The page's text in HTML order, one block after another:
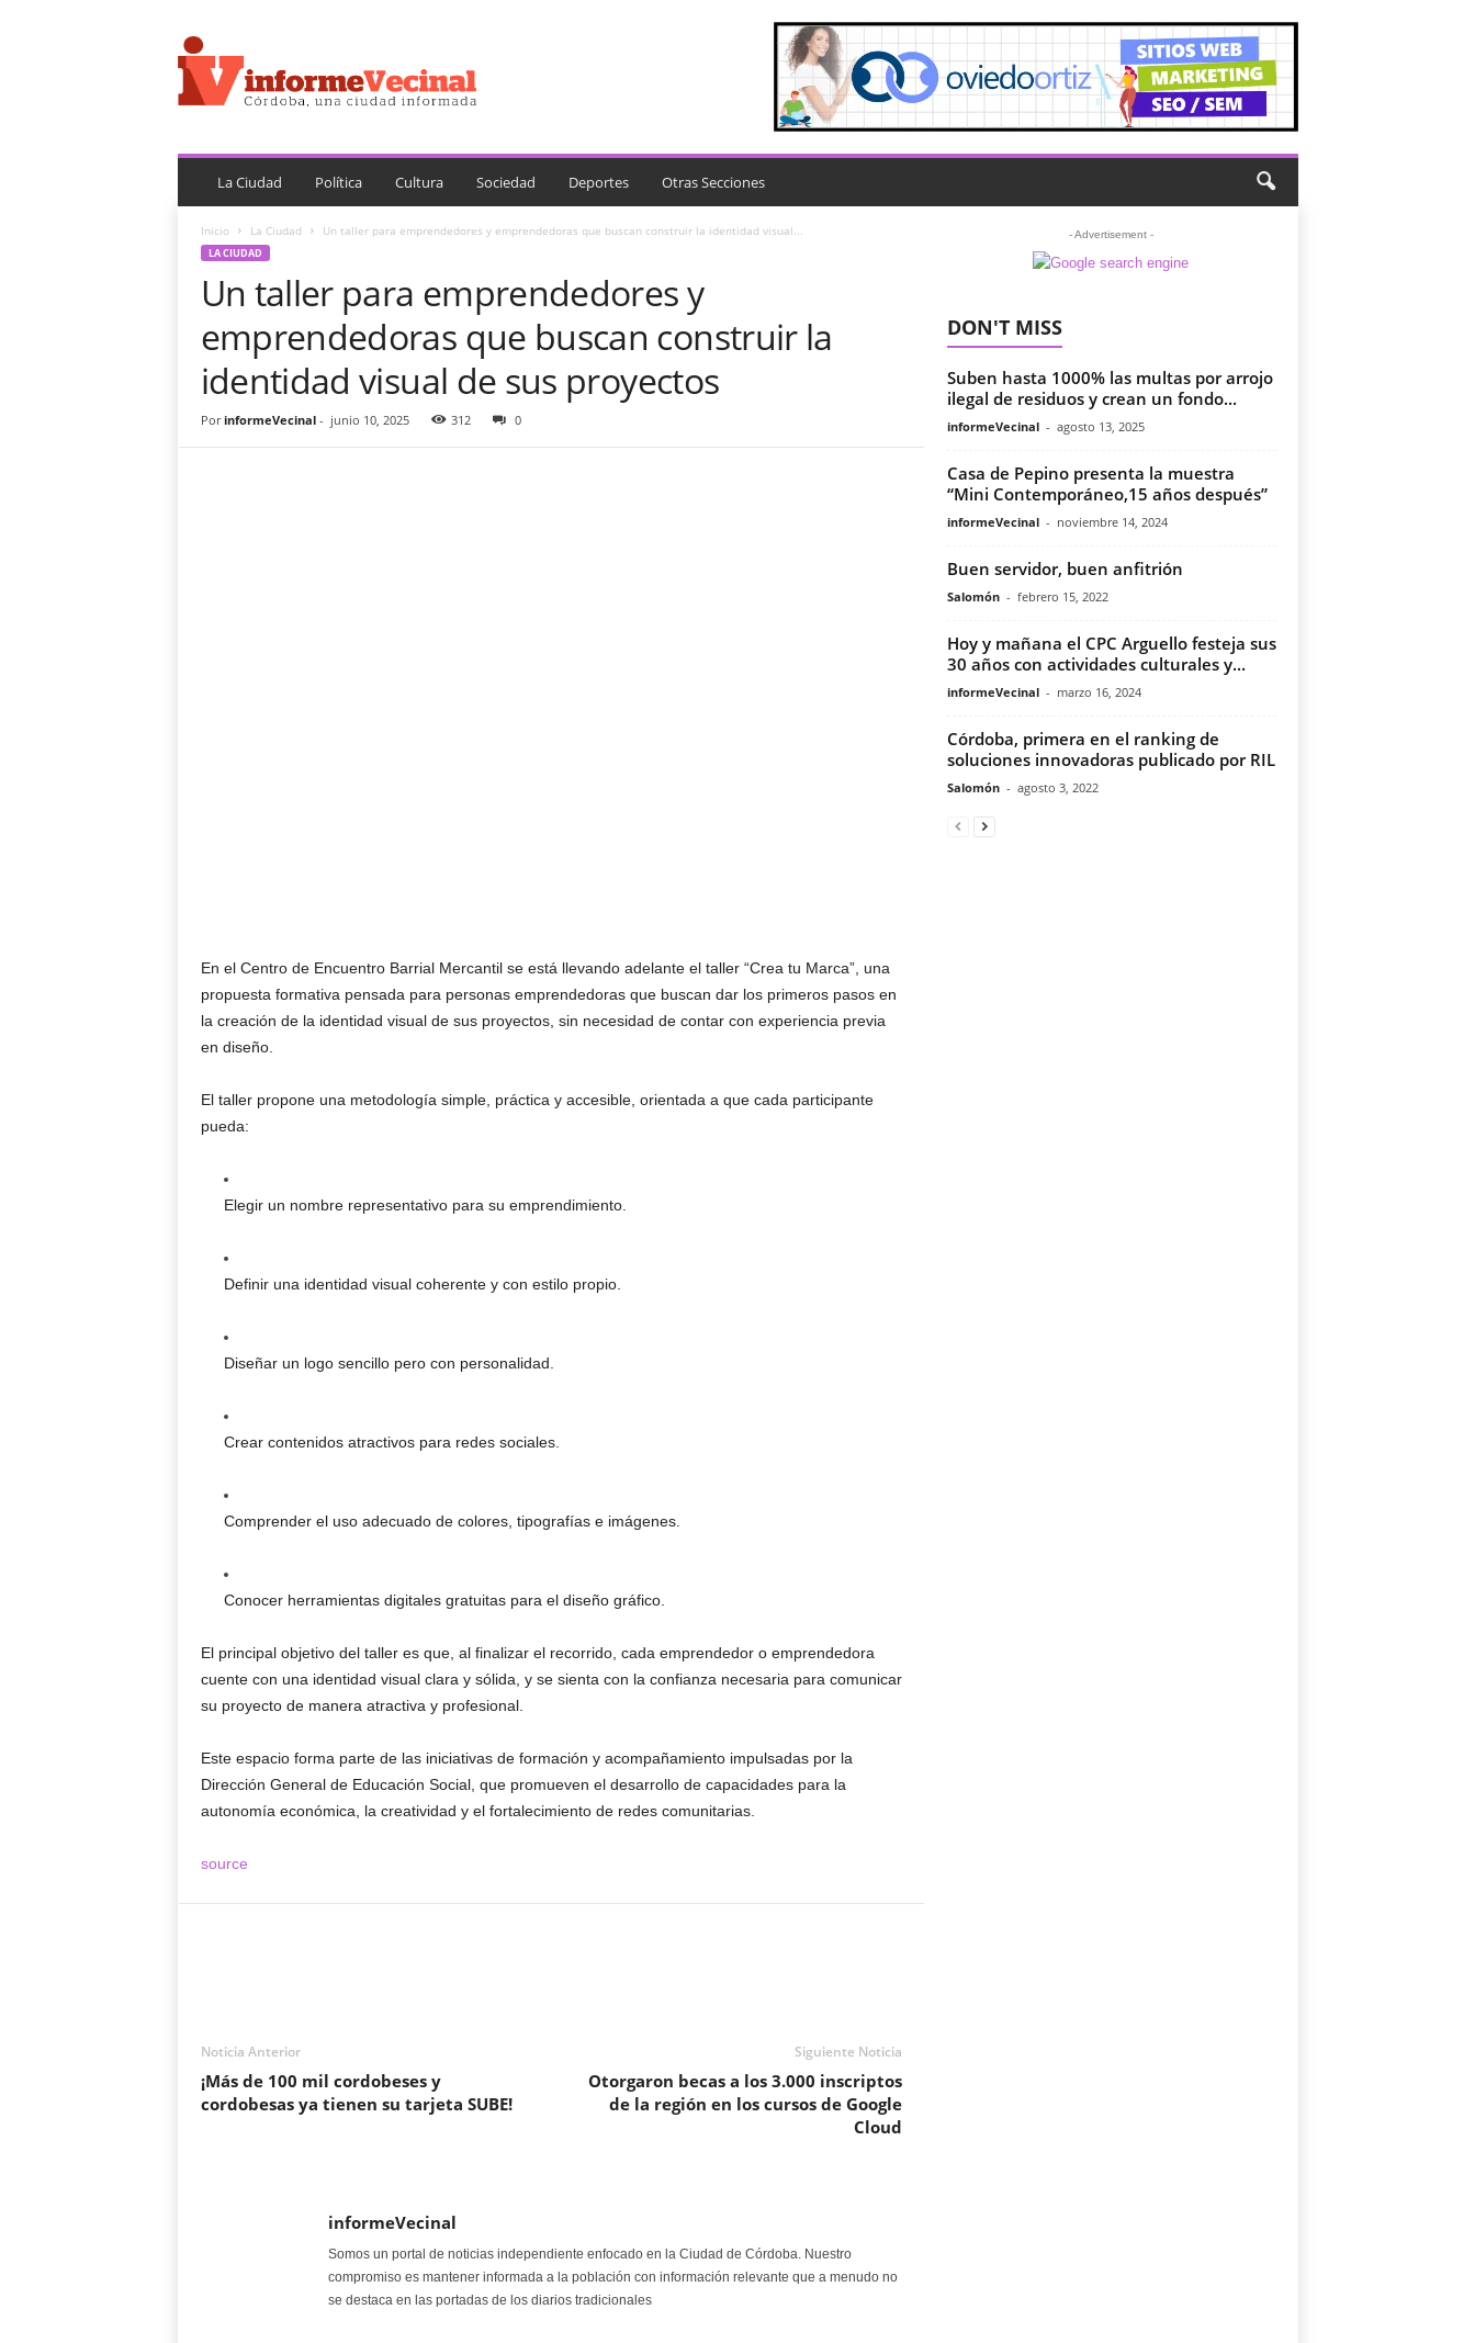
n
f
o
e
e
La Ciudad Política Cultura Sociedad Deportes Otras Secciones
Inicio La Ciudad Un taller para emprendedores y emprendedoras que buscan construir la identidad visual...
LA CIUDAD
Un taller para emprendedores y
emprendedoras que buscan construir la
identidad visual de sus proyectos
Por informeVecinal- junio 10, 2025 312 0
En el Centro de Encuentro Barrial Mercantil se está llevando adelante el taller “Crea tu Marca”, una
propuesta formativa pensada para personas emprendedoras que buscan dar los primeros pasos en
la creación de la identidad visual de sus proyectos, sin necesidad de contar con experiencia previa
en diseño.
El taller propone una metodología simple, práctica y accesible, orientada a que cada participante
pueda:
Elegir un nombre representativo para su emprendimiento.
Definir una identidad visual coherente y con estilo propio.
Diseñar un logo sencillo pero con personalidad.
Crear contenidos atractivos para redes sociales.
Comprender el uso adecuado de colores, tipografías e imágenes.
Conocer herramientas digitales gratuitas para el diseño gráfico.
El principal objetivo del taller es que, al finalizar el recorrido, cada emprendedor o emprendedora
cuente con una identidad visual clara y sólida, y se sienta con la confianza necesaria para comunicar
su proyecto de manera atractiva y profesional.
Este espacio forma parte de las iniciativas de formación y acompañamiento impulsadas por la
Dirección General de Educación Social, que promueven el desarrollo de capacidades para la
autonomía económica, la creatividad y el fortalecimiento de redes comunitarias.
source
Noticia Anterior
¡Más de 100 mil cordobeses y
cordobesas ya tienen su tarjeta SUBE!
Siguiente Noticia
Otorgaron becas a los 3.000 inscriptos
de la región en los cursos de Google
Cloud
informeVecinal
Somos un portal de noticias independiente enfocado en la Ciudad de Córdoba. Nuestro
compromiso es mantener informada a la población con información relevante que a menudo no
se destaca en las portadas de los diarios tradicionales
- Advertisement -
DON'T MISS
Suben hasta 1000% las multas por arrojo
ilegal de residuos y crean un fondo...
informeVecinal - agosto 13, 2025
Casa de Pepino presenta la muestra
“Mini Contemporáneo,15 años después”
informeVecinal - noviembre 14, 2024
Buen servidor, buen anfitrión
Salomón - febrero 15, 2022
Hoy y mañana el CPC Arguello festeja sus
30 años con actividades culturales y...
informeVecinal - marzo 16, 2024
Córdoba, primera en el ranking de
soluciones innovadoras publicado por RIL
Salomón - agosto 3, 2022